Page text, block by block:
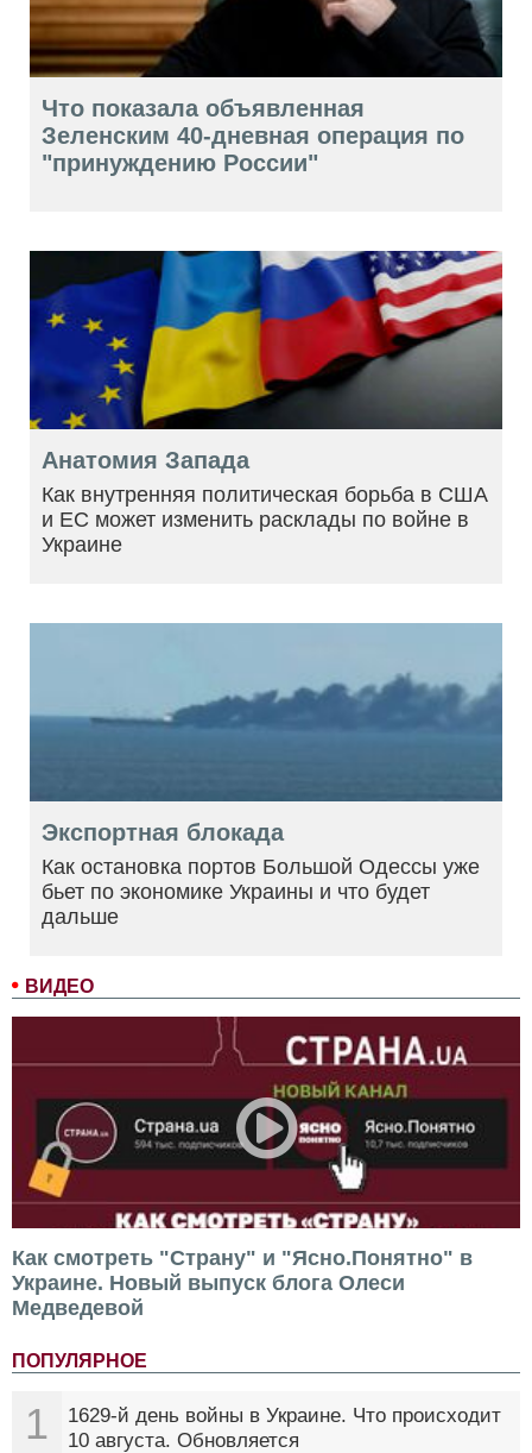
ВИДЕО
Как смотреть "Страну" и "Ясно.Понятно" в
Украине. Новый выпуск блога Олеси
Медведевой
ПОПУЛЯРНОЕ
1
1629-й день войны в Украине. Что происходит
10 августа. Обновляется
Что показала объявленная
Зеленским 40-дневная операция по
"принуждению России"
Анатомия Запада
Как внутренняя политическая борьба в США
и ЕС может изменить расклады по войне в
Украине
Экспортная блокада
Как остановка портов Большой Одессы уже
бьет по экономике Украины и что будет
дальше